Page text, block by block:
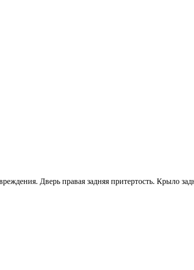
Дверь правая задняя притертость. Крыло